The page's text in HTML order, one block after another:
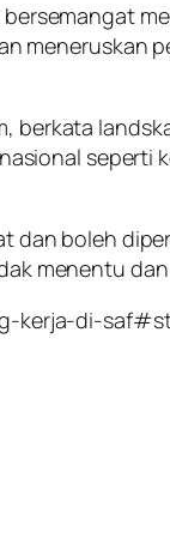
meneruskan
berkata
seperti
dan boleh
menentu
kerja-di-